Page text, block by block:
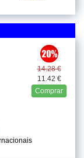
14.28 €
11.42 €
Comprar